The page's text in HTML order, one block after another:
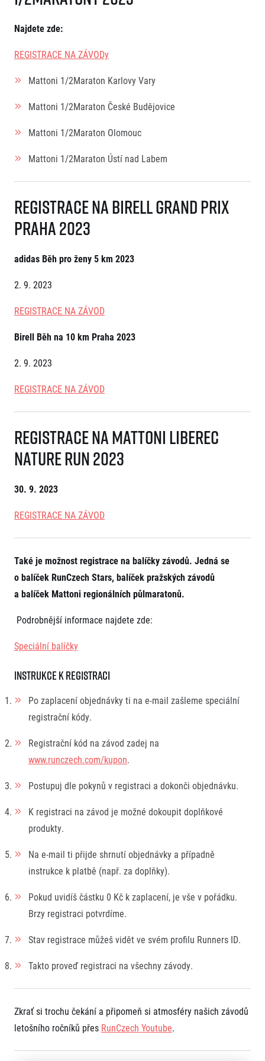
Naši partneři
Dobrovolníci
Šablony k dárkovému poukazu ke stažení
Pro média
Aktuality
Tiskové zprávy
Magazíny
RunCzech
Kariéra
RunCzech Racing
Vítejte v Running Mall
Kalendář
Skupinové tréninky
Masáže
Všeobecné smluvní podmínky
© 2026 RunCzech s.r.o.
Najdete zde:
REGISTRACE NA ZÁVODy
Mattoni 1/2Maraton Karlovy Vary
Mattoni 1/2Maraton České Budějovice
Mattoni 1/2Maraton Olomouc
Mattoni 1/2Maraton Ústí nad Labem
Registrace na Birell Grand Prix
Praha 2023
adidas Běh pro ženy 5 km 2023
2. 9. 2023
REGISTRACE NA ZÁVOD
Birell Běh na 10 km Praha 2023
2. 9. 2023
REGISTRACE NA ZÁVOD
Registrace na Mattoni Liberec
Nature Run 2023
30. 9. 2023
REGISTRACE NA ZÁVOD
Také je možnost registrace na balíčky závodů. Jedná se
o balíček RunCzech Stars, balíček pražských závodů
a balíček Mattoni regionálních půlmaratonů.
Podrobnější informace najdete zde:
Speciální balíčky
Instrukce k registraci
Po zaplacení objednávky ti na e-mail zašleme speciální
registrační kódy.
Registrační kód na závod zadej na
www.runczech.com/kupon.
Postupuj dle pokynů v registraci a dokonči objednávku.
K registraci na závod je možné dokoupit doplňkové
produkty.
Na e-mail ti přijde shrnutí objednávky a případně
instrukce k platbě (např. za doplňky).
Pokud uvidíš částku 0 Kč k zaplacení, je vše v pořádku.
Brzy registraci potvrdíme.
Stav registrace můžeš vidět ve svém profilu Runners ID.
Takto proveď registraci na všechny závody.
Zkrať si trochu čekání a připomeň si atmosféry našich závodů
letošního ročníků přes RunCzech Youtube.